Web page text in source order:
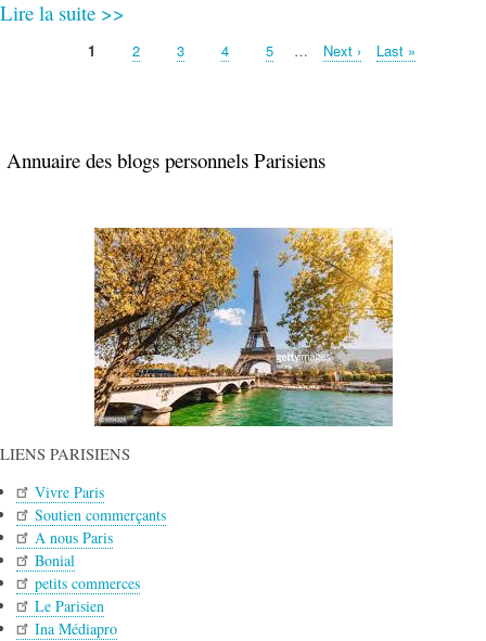
Lire la suite >>
Page
1 Page
2 Page
3 Page
4 Page
5 …
Page
Next ›
Dernière
Last »
Annuaire des blogs personnels Parisiens
LIENS PARISIENS
Vivre Paris
Soutien commerçants
A nous Paris
Bonial
petits commerces
Le Parisien
Ina Médiapro